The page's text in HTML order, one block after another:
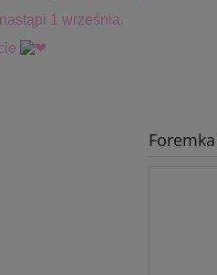
1 września.